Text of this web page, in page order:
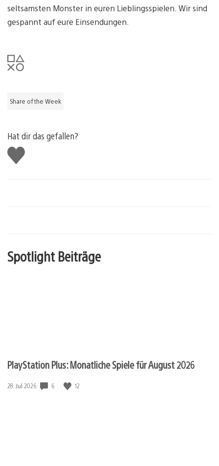
seltsamsten Monster in euren Lieblingsspielen. Wir sind
gespannt auf eure Einsendungen.
Share of the Week
Hat dir das gefallen?
Gefällt
mir
Spotlight Beiträge
PlayStation Plus: Monatliche Spiele für August 2026
Veröffentlichungsdatum:
28. Jul 2026 6 12